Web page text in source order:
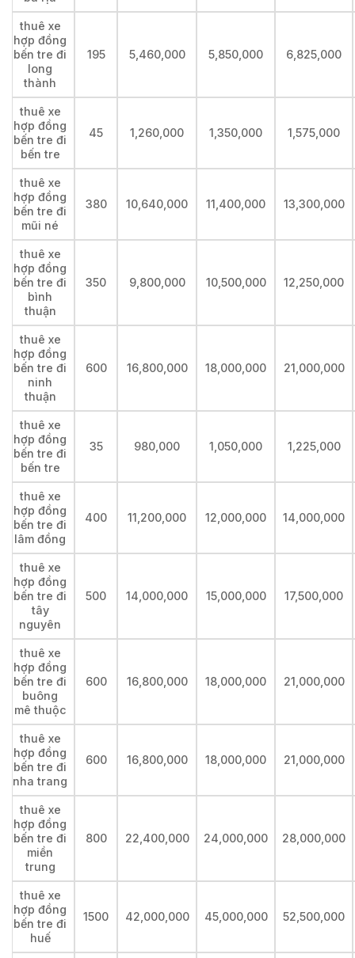
thuê xe
hợp đồng
bến tre đi
long
thành
195 5,460,000 5,850,000 6,825,000
thuê xe
hợp đồng
bến tre đi
bến tre
45 1,260,000 1,350,000 1,575,000
thuê xe
hợp đồng
bến tre đi
mũi né
380 10,640,000 11,400,000 13,300,000
thuê xe
hợp đồng
bến tre đi
bình
thuận
350 9,800,000 10,500,000 12,250,000
thuê xe
hợp đồng
bến tre đi
ninh
thuận
600 16,800,000 18,000,000 21,000,000
thuê xe
hợp đồng
bến tre đi
bến tre
35 980,000 1,050,000 1,225,000
thuê xe
hợp đồng
bến tre đi
lâm đồng
400 11,200,000 12,000,000 14,000,000
thuê xe
hợp đồng
bến tre đi
tây
nguyên
500 14,000,000 15,000,000 17,500,000
thuê xe
hợp đồng
bến tre đi
buông
mê thuộc
600 16,800,000 18,000,000 21,000,000
thuê xe
hợp đồng
bến tre đi
nha trang
600 16,800,000 18,000,000 21,000,000
thuê xe
hợp đồng
bến tre đi
miền
trung
800 22,400,000 24,000,000 28,000,000
thuê xe
hợp đồng
bến tre đi
huế
1500 42,000,000 45,000,000 52,500,000